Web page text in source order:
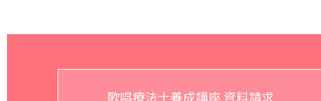
歌唱療法士養成講座 資料請求